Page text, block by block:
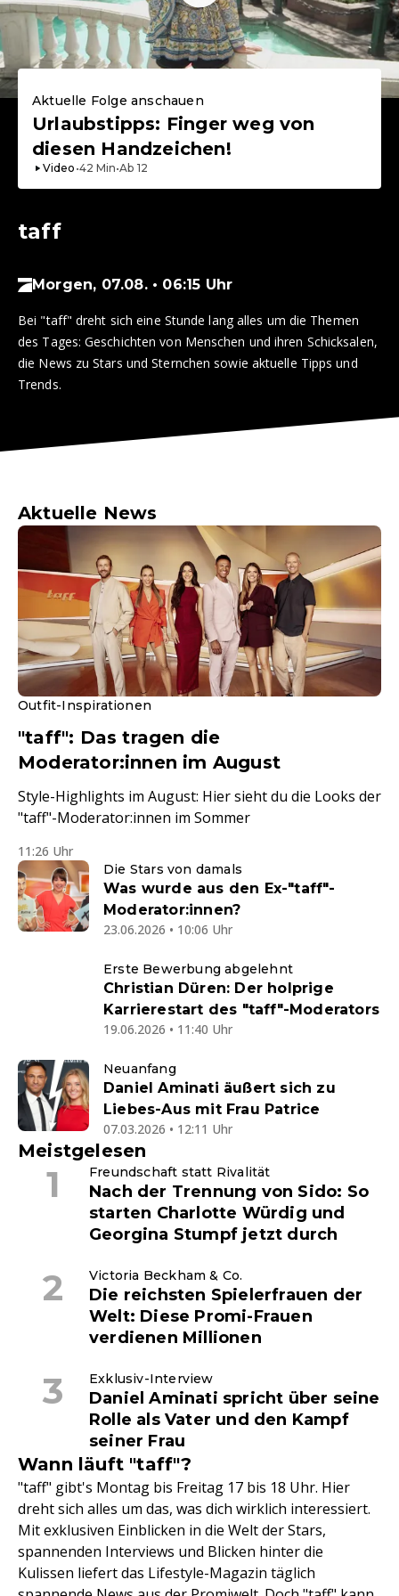
Aktuelle Folge anschauen
Urlaubstipps: Finger weg von
diesen Handzeichen!
Video •42 Min•Ab 12
taff
Morgen, 07.08. • 06:15 Uhr
Bei "taff" dreht sich eine Stunde lang alles um die Themen
des Tages: Geschichten von Menschen und ihren Schicksalen,
die News zu Stars und Sternchen sowie aktuelle Tipps und
Trends.
Aktuelle News
Outfit-Inspirationen
"taff": Das tragen die
Moderator:innen im August
Style-Highlights im August: Hier sieht du die Looks der
"taff"-Moderator:innen im Sommer
11:26 Uhr
Die Stars von damals
Was wurde aus den Ex-"taff"-
Moderator:innen?
23.06.2026 • 10:06 Uhr
Erste Bewerbung abgelehnt
Christian Düren: Der holprige
Karrierestart des "taff"-Moderators
19.06.2026 • 11:40 Uhr
Neuanfang
Daniel Aminati äußert sich zu
Liebes-Aus mit Frau Patrice
07.03.2026 • 12:11 Uhr
Meistgelesen
Freundschaft statt Rivalität
Nach der Trennung von Sido: So
starten Charlotte Würdig und
Georgina Stumpf jetzt durch
Victoria Beckham & Co.
Die reichsten Spielerfrauen der
Welt: Diese Promi-Frauen
verdienen Millionen
Exklusiv-Interview
Daniel Aminati spricht über seine
Rolle als Vater und den Kampf
seiner Frau
Wann läuft "taff"?
"taff" gibt's Montag bis Freitag 17 bis 18 Uhr. Hier
dreht sich alles um das, was dich wirklich interessiert.
Mit exklusiven Einblicken in die Welt der Stars,
spannenden Interviews und Blicken hinter die
Kulissen liefert das Lifestyle-Magazin täglich